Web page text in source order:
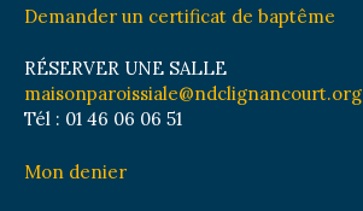
Demander un certificat de baptême
RÉSERVER UNE SALLE
maisonparoissiale@ndclignancourt.org
Tél : 01 46 06 06 51
Mon denier